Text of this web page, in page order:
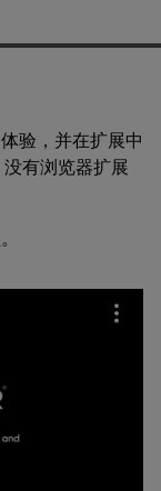
验，并在扩展中
有浏览器扩展